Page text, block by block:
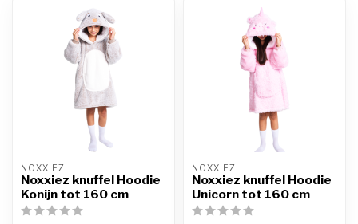
NOXXIEZ
Noxxiez knuffel Hoodie
Konijn tot 160 cm
NOXXIEZ
Noxxiez knuffel Hoodie
Unicorn tot 160 cm